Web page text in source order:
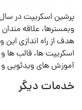
وبمسترها، علاقه
هدف از راه اندازی این
اسکریپت ها، قالب ها
آموزش های ویدئویی و
خدمات دیگر